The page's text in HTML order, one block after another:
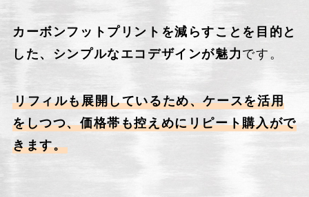
カーボンフットプリントを減らすことを目的と
した、シンプルなエコデザインが魅力 です。
リフィルも展開しているため、ケースを活用
をしつつ、価格帯も控えめにリピート購入がで
きます。